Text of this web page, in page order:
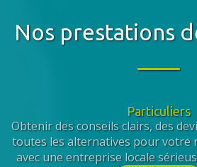
Nos prestations
Particuliers
Obtenir des conseils clairs, des
toutes les alternatives pour votre
avec une entreprise locale